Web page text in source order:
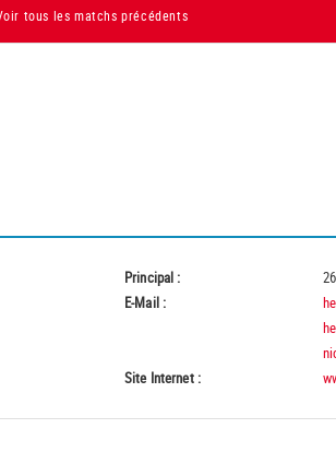
tous les matchs précédents
Principal :
E-Mail :
Site Internet :